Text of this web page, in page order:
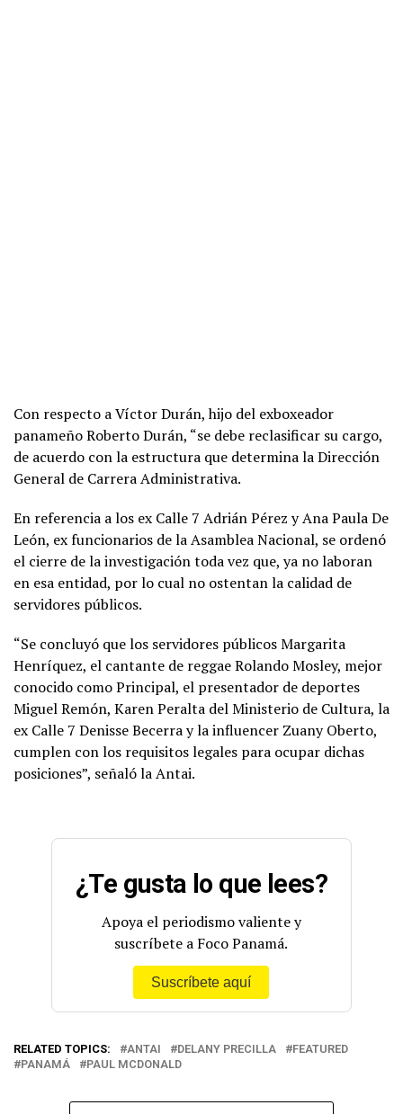
Con respecto a Víctor Durán, hijo del exboxeador
panameño Roberto Durán, “se debe reclasificar su cargo,
de acuerdo con la estructura que determina la Dirección
General de Carrera Administrativa.
En referencia a los ex Calle 7 Adrián Pérez y Ana Paula De
León, ex funcionarios de la Asamblea Nacional, se ordenó
el cierre de la investigación toda vez que, ya no laboran
en esa entidad, por lo cual no ostentan la calidad de
servidores públicos.
“Se concluyó que los servidores públicos Margarita
Henríquez, el cantante de reggae Rolando Mosley, mejor
conocido como Principal, el presentador de deportes
Miguel Remón, Karen Peralta del Ministerio de Cultura, la
ex Calle 7 Denisse Becerra y la influencer Zuany Oberto,
cumplen con los requisitos legales para ocupar dichas
posiciones”, señaló la Antai.
¿Te gusta lo que lees?
Apoya el periodismo valiente y
suscríbete a Foco Panamá.
Suscríbete aquí
RELATED TOPICS: ANTAI DELANY PRECILLA
FEATURED
PANAMÁ
PAUL MCDONALD